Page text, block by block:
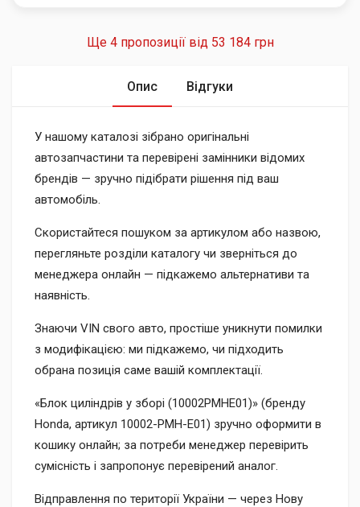
Ще 4 пропозиції від 53 184 грн
Опис Відгуки
У нашому каталозі зібрано оригінальні
автозапчастини та перевірені замінники відомих
брендів — зручно підібрати рішення під ваш
автомобіль.
Скористайтеся пошуком за артикулом або назвою,
перегляньте розділи каталогу чи зверніться до
менеджера онлайн — підкажемо альтернативи та
наявність.
Знаючи VIN свого авто, простіше уникнути помилки
з модифікацією: ми підкажемо, чи підходить
обрана позиція саме вашій комплектації.
«Блок циліндрів у зборі (10002PMHE01)» (бренду
Honda, артикул 10002-PMH-E01) зручно оформити в
кошику онлайн; за потреби менеджер перевірить
сумісність і запропонує перевірений аналог.
Відправлення по території України — через Нову